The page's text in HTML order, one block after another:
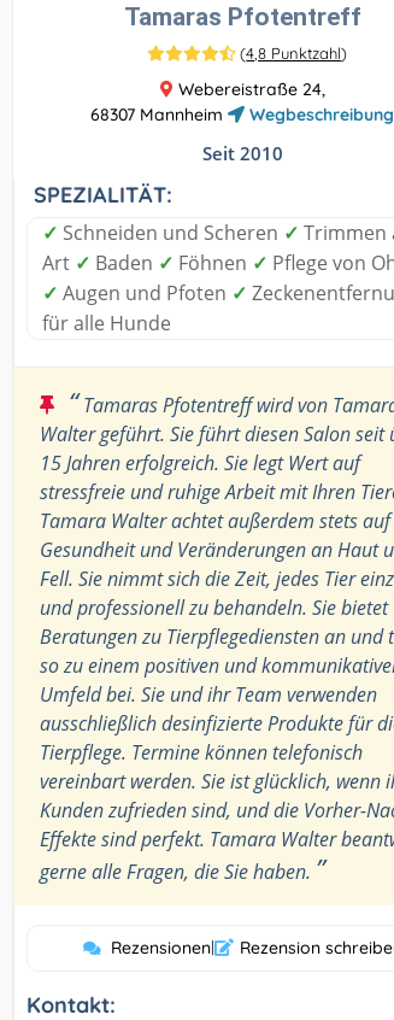
Tamaras Pfotentreff
(4,8 Punktzahl)
Webereistraße 24,
68307 Mannheim
Wegbeschreibung
Seit 2010
SPEZIALITÄT:
✓ Schneiden und Scheren ✓ Trimmen
Art ✓ Baden ✓ Föhnen ✓ Pflege von
✓ Augen und Pfoten ✓
für alle Hunde
“Tamaras Pfotentreff wird von
Walter geführt. Sie führt diesen Salon seit
15 Jahren erfolgreich. Sie legt Wert auf
stressfreie und ruhige Arbeit mit Ihren
Tamara Walter achtet außerdem stets
Gesundheit und Veränderungen an Haut
Fell. Sie nimmt sich die Zeit, jedes Tier
und professionell zu behandeln. Sie bietet
Beratungen zu Tierpflegediensten an und
so zu einem positiven und
Umfeld bei. Sie und ihr Team verwenden
ausschließlich desinfizierte Produkte für
Tierpflege. Termine können telefonisch
vereinbart werden. Sie ist glücklich, wenn
Kunden zufrieden sind, und die Vorher-
Effekte sind perfekt. Tamara Walter
gerne alle Fragen, die Sie haben. ”
Rezensionen| Rezension
Kontakt: